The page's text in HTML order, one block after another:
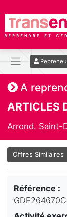
A
ARTICLES
Arrond. Saint-
Offres Similaires
Référence :
GDE264670C